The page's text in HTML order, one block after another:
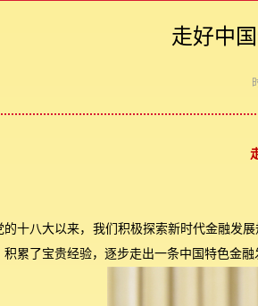
走好中
的十八大以来，我们积极探索新时代金融发
积累了宝贵经验，逐步走出一条中国特色金融